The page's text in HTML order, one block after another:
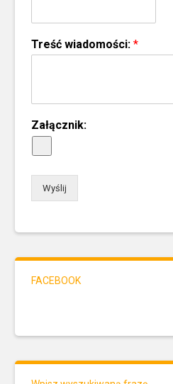
Treść wiadomości: *
Załącznik:
Wyślij
FACEBOOK